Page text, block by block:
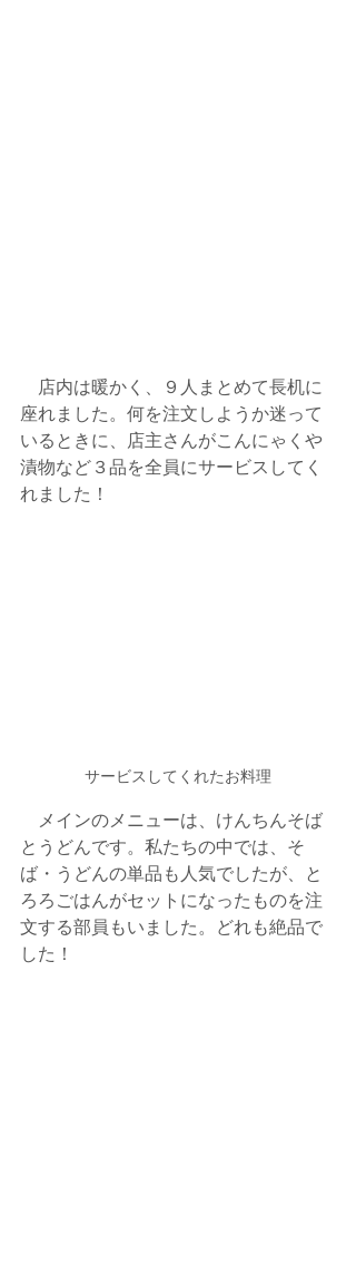
店内は暖かく、９人まとめて長机に
座れました。何を注文しようか迷って
いるときに、店主さんがこんにゃくや
漬物など３品を全員にサービスしてく
れました！
サービスしてくれたお料理
メインのメニューは、けんちんそば
とうどんです。私たちの中では、そ
ば・うどんの単品も人気でしたが、と
ろろごはんがセットになったものを注
文する部員もいました。どれも絶品で
した！